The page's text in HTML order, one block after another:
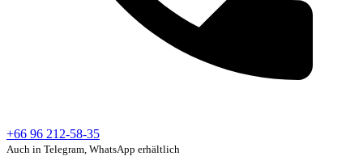
+66 96 212-58-35
Auch in Telegram, WhatsApp erhältlich